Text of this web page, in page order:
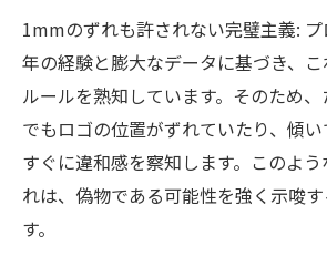
1mmのずれも許されない完璧主義:
年の経験と膨大なデータに基づき、
ルールを熟知しています。そのため
でもロゴの位置がずれていたり、傾い
すぐに違和感を察知します。このよ
れは、偽物である可能性を強く示唆
す。